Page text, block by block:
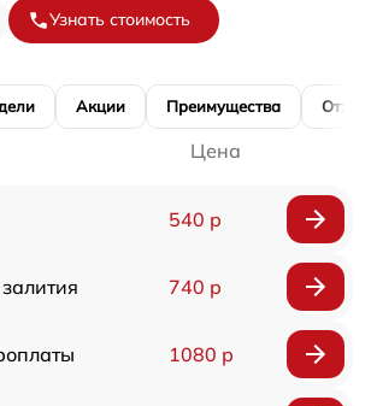
Узнать стоимость
Акции Преимущества
Цена
540 р
740 р
1080 р